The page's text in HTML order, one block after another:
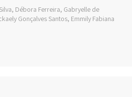
Débora Ferreira, Gabryelle de
Gonçalves Santos, Emmily Fabiana